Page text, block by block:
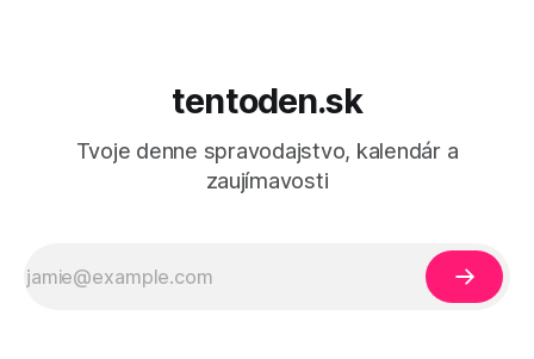
tentoden.sk
Tvoje denne spravodajstvo, kalendár a
zaujímavosti